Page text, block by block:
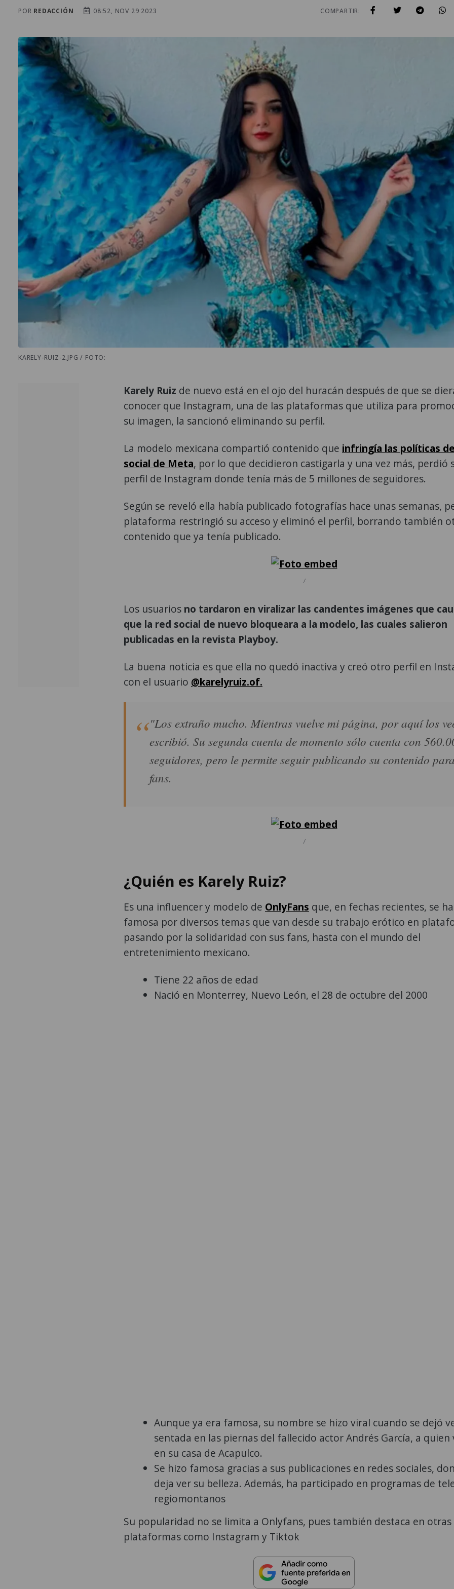
POR REDACCIÓN 08:52, NOV 29 2023 COMPARTIR:
KARELY-RUIZ-2.JPG / FOTO:
Karely Ruiz de nuevo está en el ojo del huracán después de que se
conocer que Instagram, una de las plataformas que utiliza para
su imagen, la sancionó eliminando su perfil.
La modelo mexicana compartió contenido que infringía las políticas
social de Meta, por lo que decidieron castigarla y una vez más, perdió
perfil de Instagram donde tenía más de 5 millones de seguidores.
Según se reveló ella había publicado fotografías hace unas semanas,
plataforma restringió su acceso y eliminó el perfil, borrando también
contenido que ya tenía publicado.
/
Los usuarios no tardaron en viralizar las candentes imágenes que
que la red social de nuevo bloqueara a la modelo, las cuales salieron
publicadas en la revista Playboy.
La buena noticia es que ella no quedó inactiva y creó otro perfil en
con el usuario @karelyruiz.of.
"Los extraño mucho. Mientras vuelve mi página, por aquí los
escribió. Su segunda cuenta de momento sólo cuenta con
seguidores, pero le permite seguir publicando su contenido
fans.
/
¿Quién es Karely Ruiz?
Es una influencer y modelo de OnlyFans que, en fechas recientes, se
famosa por diversos temas que van desde su trabajo erótico en
pasando por la solidaridad con sus fans, hasta con el mundo del
entretenimiento mexicano.
Tiene 22 años de edad
Nació en Monterrey, Nuevo León, el 28 de octubre del 2000
Aunque ya era famosa, su nombre se hizo viral cuando se dejó
sentada en las piernas del fallecido actor Andrés García, a quien
en su casa de Acapulco.
Se hizo famosa gracias a sus publicaciones en redes sociales,
deja ver su belleza. Además, ha participado en programas de
regiomontanos
Su popularidad no se limita a Onlyfans, pues también destaca en otras
plataformas como Instagram y Tiktok